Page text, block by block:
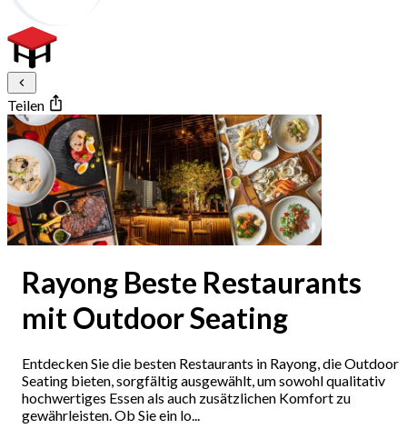
Teilen
Rayong Beste Restaurants
mit Outdoor Seating
Entdecken Sie die besten Restaurants in Rayong, die Outdoor
Seating bieten, sorgfältig ausgewählt, um sowohl qualitativ
hochwertiges Essen als auch zusätzlichen Komfort zu
gewährleisten. Ob Sie ein lo...